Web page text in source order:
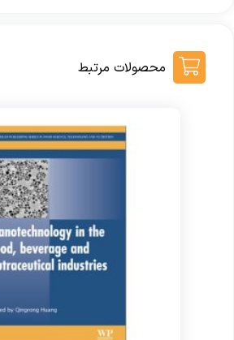
محصولات مرتبط